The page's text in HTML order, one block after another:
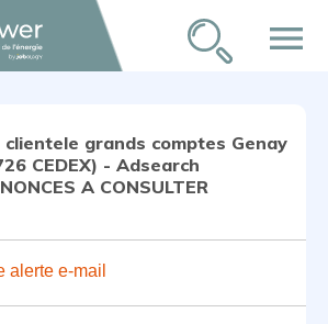
menu
clientele grands comptes Genay
CEDEX) - Adsearch
A CONSULTER
alerte e-mail